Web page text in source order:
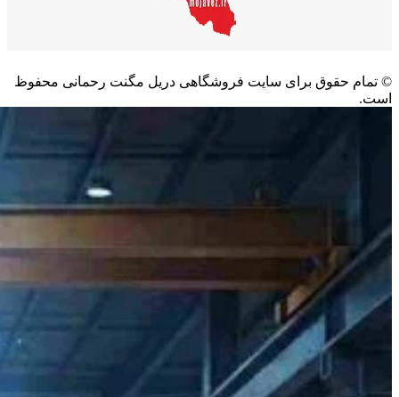
©️ تمام حقوق برای سایت فروشگاهی دریل مگنت رحمانی محفوظ
است.